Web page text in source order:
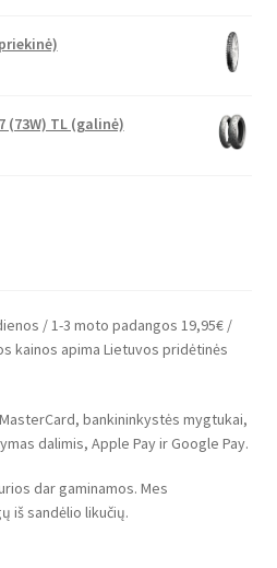
(73W) TL (galinė)
/ 1-3 moto padangos 19,95€ /
kainos apima Lietuvos pridėtinės
bankininkystės mygtukai,
dalimis, Apple Pay ir Google Pay.
dar gaminamos. Mes
iš sandėlio likučių.